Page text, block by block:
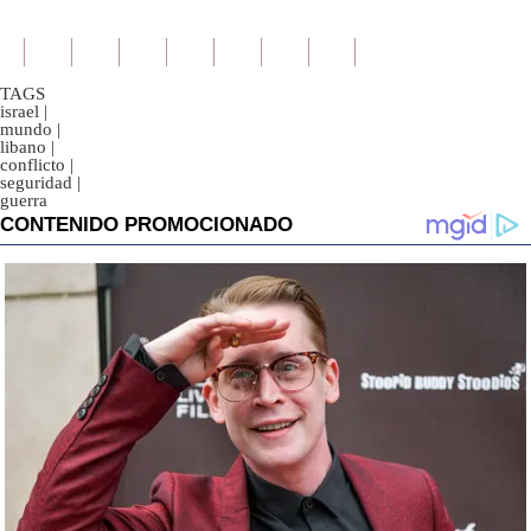
TAGS
israel |
mundo |
libano |
conflicto |
seguridad |
guerra